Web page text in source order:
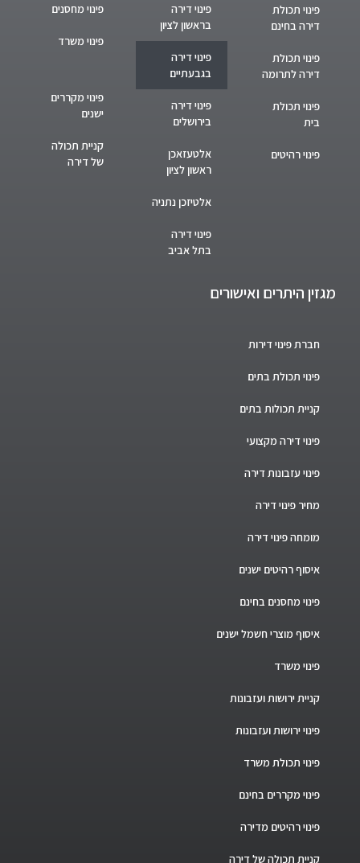
פינוי תכולת
דירה בחינם
פינוי תכולת
דירה לתרומה
פינוי תכולת
בית
פינוי רהיטים
פינוי דירה
בראשון לציון
פינוי דירה
בגבעתיים
פינוי דירה
בירושלים
אלטעזאכן
ראשון לציון
אלטיזכן נתניה
פינוי דירה
בתל אביב
פינוי מחסנים
פינוי משרד
פינוי מקררים
ישנים
קניית תכולה
של דירה
מגזין היתרים ואישורים
חברת פינוי דירות
פינוי תכולת בתים
קניית תכולות בתים
פינוי דירה מקצועי
פינוי עזבונות דירה
מחיר פינוי דירה
מומחה פינוי דירה
איסוף רהיטים ישנים
פינוי מחסנים בחינם
איסוף מוצרי חשמל ישנים
פינוי משרד
קניית ירושות ועזבונות
פינוי ירושות ועזבונות
פינוי תכולת משרד
פינוי מקררים בחינם
פינוי רהיטים מדירה
קניית תכולה של דירה